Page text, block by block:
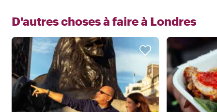
D'autres choses à faire à Londres